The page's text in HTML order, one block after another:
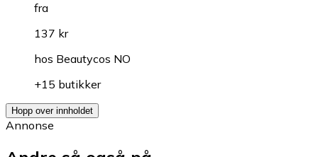
fra
137 kr
hos Beautycos NO
+15 butikker
Hopp over innholdet
Annonse